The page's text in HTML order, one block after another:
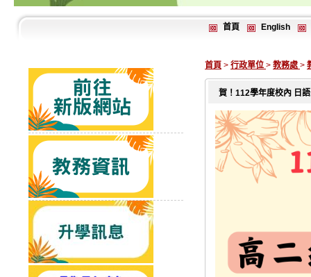
首頁 English
首頁 > 行政單位 > 教務處 >
賀！112學年度校內 日